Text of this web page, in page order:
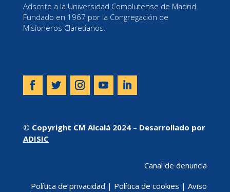
Adscrito a la Universidad Complutense de Madrid.
Fundado en 1967 por la Congregación de
Misioneros Claretianos.
© Copyright CM Alcalá 2024– Desarrollado por
ADISIC
Canal de denuncia
Política de privacidad | Política de cookies |Aviso